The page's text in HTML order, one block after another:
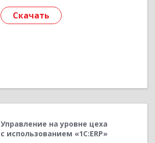
Скачать
Управление на уровне цеха
с использованием «1С:ERP»